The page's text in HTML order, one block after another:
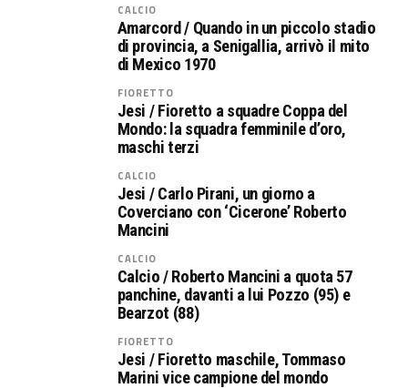
CALCIO
Amarcord / Quando in un piccolo stadio
di provincia, a Senigallia, arrivò il mito
di Mexico 1970
FIORETTO
Jesi / Fioretto a squadre Coppa del
Mondo: la squadra femminile d’oro,
maschi terzi
CALCIO
Jesi / Carlo Pirani, un giorno a
Coverciano con ‘Cicerone’ Roberto
Mancini
CALCIO
Calcio / Roberto Mancini a quota 57
panchine, davanti a lui Pozzo (95) e
Bearzot (88)
FIORETTO
Jesi / Fioretto maschile, Tommaso
Marini vice campione del mondo